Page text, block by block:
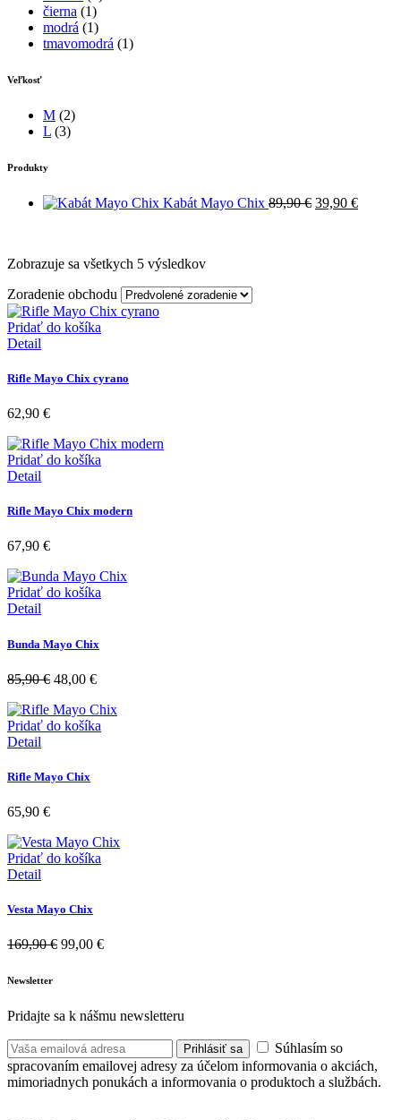
čierna (1)
modrá (1)
tmavomodrá (1)
Veľkosť
M (2)
L (3)
Produkty
Kabát Mayo Chix 89,90€ 39,90 €
Zobrazuje sa všetkych 5 výsledkov
Zoradenie obchodu
Pridať do košíka
Detail
Rifle Mayo Chix cyrano
62,90 €
Pridať do košíka
Detail
Rifle Mayo Chix modern
67,90 €
Pridať do košíka
Detail
Bunda Mayo Chix
85,90€ 48,00 €
Pridať do košíka
Detail
Rifle Mayo Chix
65,90 €
Pridať do košíka
Detail
Vesta Mayo Chix
169,90€ 99,00 €
Newsletter
Pridajte sa k nášmu newsletteru
Prihlásiť sa
Súhlasím so
spracovaním emailovej adresy za účelom informovania o akciách,
mimoriadnych ponukách a informovania o produktoch a službách.